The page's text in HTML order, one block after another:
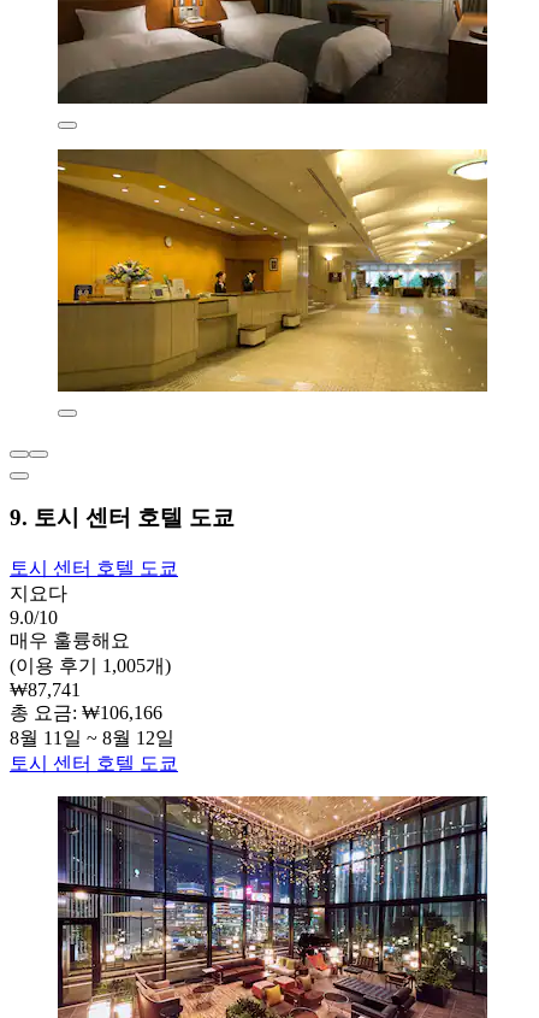
9. 토시 센터 호텔 도쿄
토시 센터 호텔 도쿄
지요다
9.0/10
매우 훌륭해요
(이용 후기 1,005개)
₩87,741
총 요금: ₩106,166
8월 11일 ~ 8월 12일
토시 센터 호텔 도쿄